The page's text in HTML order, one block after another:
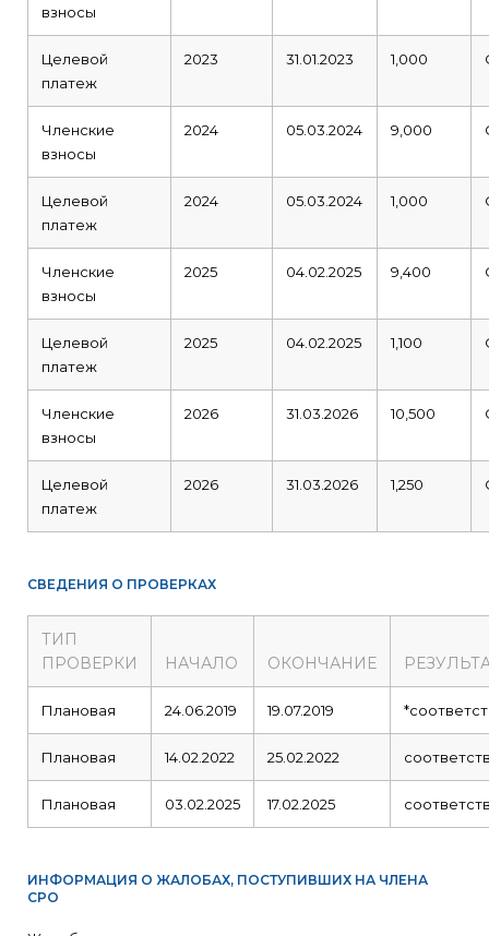
взносы
Целевой
платеж
2023 31.01.2023 1,000
Членские
взносы
2024 05.03.2024 9,000
Целевой
платеж
2024 05.03.2024 1,000
Членские
взносы
2025 04.02.2025 9,400
Целевой
платеж
2025 04.02.2025 1,100
Членские
взносы
2026 31.03.2026 10,500
Целевой
платеж
2026 31.03.2026 1,250
СВЕДЕНИЯ О ПРОВЕРКАХ
ТИП
ПРОВЕРКИ
НАЧАЛО ОКОНЧАНИЕ
Плановая 24.06.2019 19.07.2019
Плановая 14.02.2022 25.02.2022
Плановая 03.02.2025 17.02.2025
ИНФОРМАЦИЯ О ЖАЛОБАХ, ПОСТУПИВШИХ НА ЧЛЕНА
СРО